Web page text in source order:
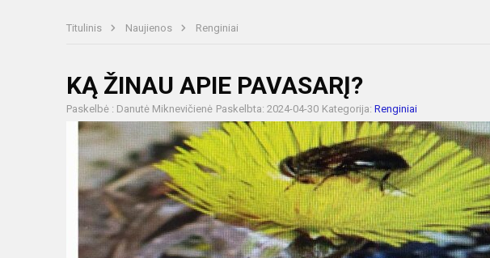
Titulinis Naujienos Renginiai
KĄ ŽINAU APIE PAVASARĮ?
Paskelbė : Danutė Miknevičienė Paskelbta: 2024-04-30 Kategorija: Renginiai